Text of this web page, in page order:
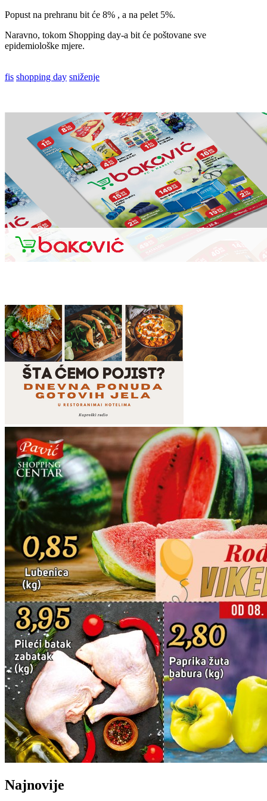
Popust na prehranu bit će 8% , a na pelet 5%.
Naravno, tokom Shopping day-a bit će poštovane sve
epidemiološke mjere.
fis shopping day sniženje
Najnovije